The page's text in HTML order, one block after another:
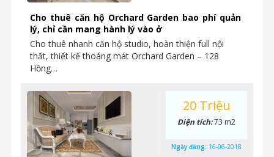
Cho thuê căn hộ Orchard Garden bao phí quản
lý, chỉ cần mang hành lý vào ở
Cho thuê nhanh căn hộ studio, hoàn thiện full nội
thất, thiết kế thoáng mát Orchard Garden – 128
Hồng…
20 Triệu
Diện tích:73 m2
Ngày đăng: 16-06-2018